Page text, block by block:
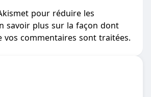
pour réduire les
savoir plus sur la façon dont
vos commentaires sont traitées.